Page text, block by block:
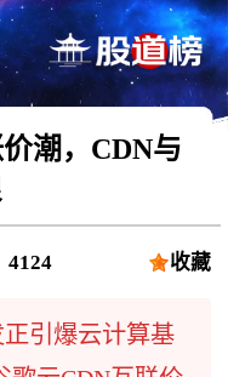
潮，CDN与
4124 收藏
引爆云计算基